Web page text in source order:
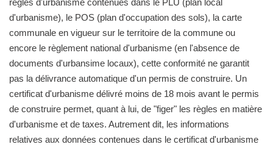
d'urbanisme), le POS (plan d'occupation des sols), la carte
communale en vigueur sur le territoire de la commune ou
encore le règlement national d'urbanisme (en l'absence de
documents d'urbansime locaux), cette conformité ne garantit
pas la délivrance automatique d'un permis de construire. Un
certificat d'urbanisme délivré moins de 18 mois avant le permis
de construire permet, quant à lui, de "figer" les règles en matière
d'urbanisme et de taxes. Autrement dit, les informations
relatives aux données contenues dans le certificat d'urbanisme